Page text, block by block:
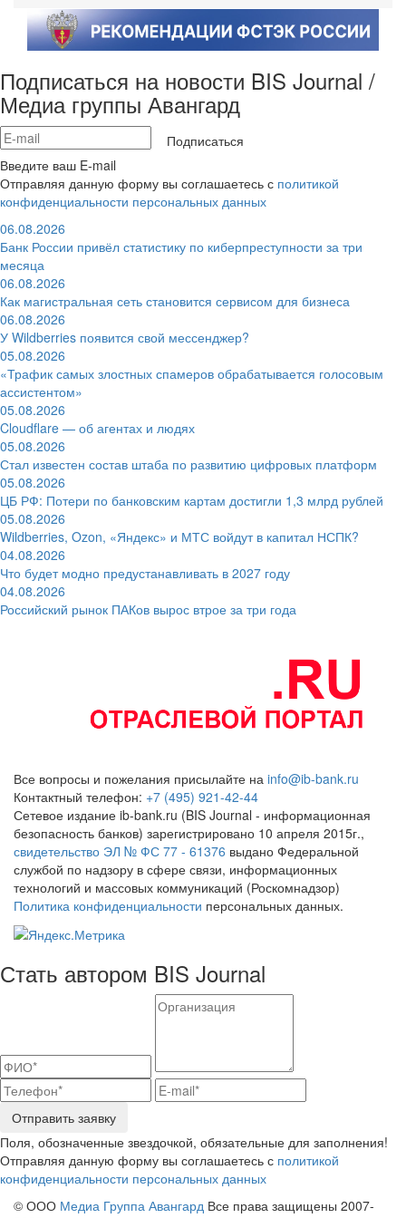
Подписаться на новости BIS Journal /
Медиа группы Авангард
Подписаться
Введите ваш E-mail
Отправляя данную форму вы соглашаетесь с политикой
конфиденциальности персональных данных
06.08.2026
Банк России привёл статистику по киберпреступности за три
месяца
06.08.2026
Как магистральная сеть становится сервисом для бизнеса
06.08.2026
У Wildberries появится свой мессенджер?
05.08.2026
«Трафик самых злостных спамеров обрабатывается голосовым
ассистентом»
05.08.2026
Cloudflare — об агентах и людях
05.08.2026
Стал известен состав штаба по развитию цифровых платформ
05.08.2026
ЦБ РФ: Потери по банковским картам достигли 1,3 млрд рублей
05.08.2026
Wildberries, Ozon, «Яндекс» и МТС войдут в капитал НСПК?
04.08.2026
Что будет модно предустанавливать в 2027 году
04.08.2026
Российский рынок ПАКов вырос втрое за три года
Все вопросы и пожелания присылайте на info@ib-bank.ru
Контактный телефон: +7 (495) 921-42-44
Сетевое издание ib-bank.ru (BIS Journal - информационная
безопасность банков) зарегистрировано 10 апреля 2015г.,
свидетельство ЭЛ № ФС 77 - 61376 выдано Федеральной
службой по надзору в сфере связи, информационных
технологий и массовых коммуникаций (Роскомнадзор)
Политика конфиденциальности персональных данных.
Стать автором BIS Journal
Отправить заявку
Поля, обозначенные звездочкой, обязательные для заполнения!
Отправляя данную форму вы соглашаетесь с политикой
конфиденциальности персональных данных
© ООО Медиа Группа Авангард Все права защищены 2007-